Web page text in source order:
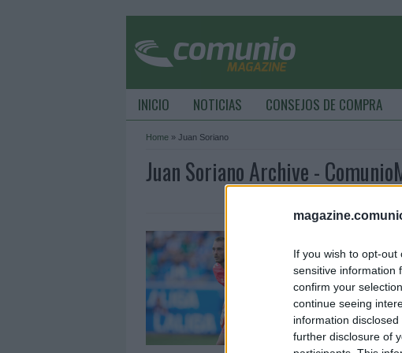
If you wish to opt-
sensitive information
confirm your
continue seeing
information
further disclosure of
INICIO NOTICIAS CONSEJOS DE COMPRA
Home » Juan Soriano
Juan Soriano Archive -
6.
Tener un
garantía de
rendimiento